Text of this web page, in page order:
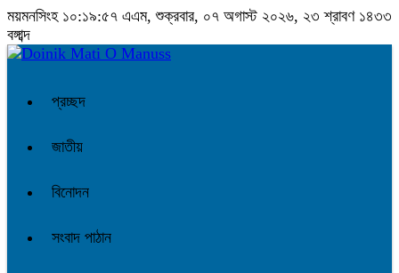
ময়মনসিংহ ১০:১৯:৫৭ এএম, শুক্রবার, ০৭ অগাস্ট ২০২৬, ২৩ শ্রাবণ ১৪৩৩
বঙ্গাব্দ
প্রচ্ছদ
জাতীয়
বিনোদন
সংবাদ পাঠান